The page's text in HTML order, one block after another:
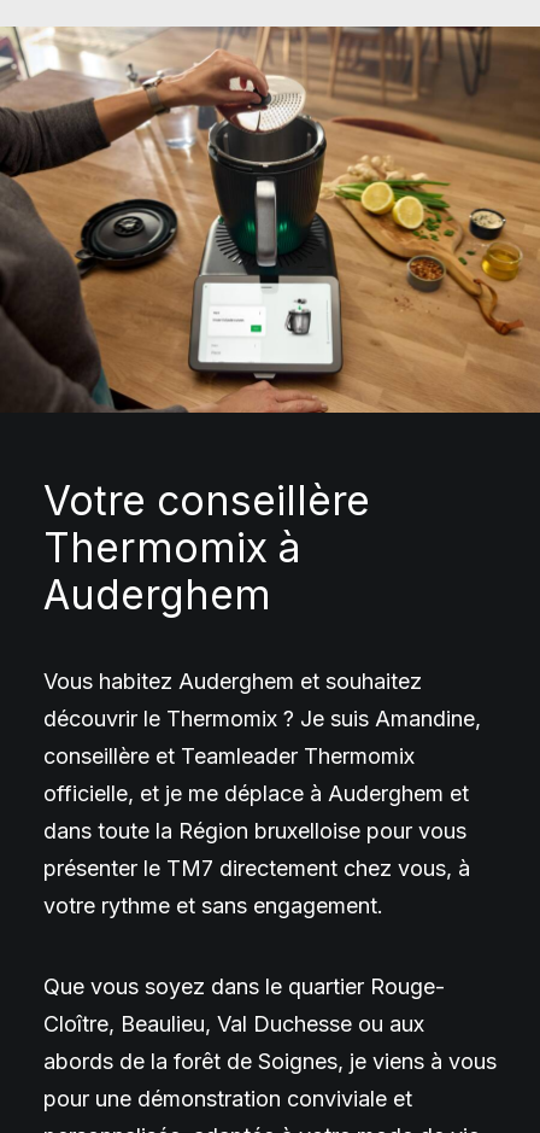
Votre conseillère
Thermomix à
Auderghem
Vous habitez Auderghem et souhaitez
découvrir le Thermomix ? Je suis Amandine,
conseillère et Teamleader Thermomix
officielle, et je me déplace à Auderghem et
dans toute la Région bruxelloise pour vous
présenter le TM7 directement chez vous, à
votre rythme et sans engagement.
Que vous soyez dans le quartier Rouge-
Cloître, Beaulieu, Val Duchesse ou aux
abords de la forêt de Soignes, je viens à vous
pour une démonstration conviviale et